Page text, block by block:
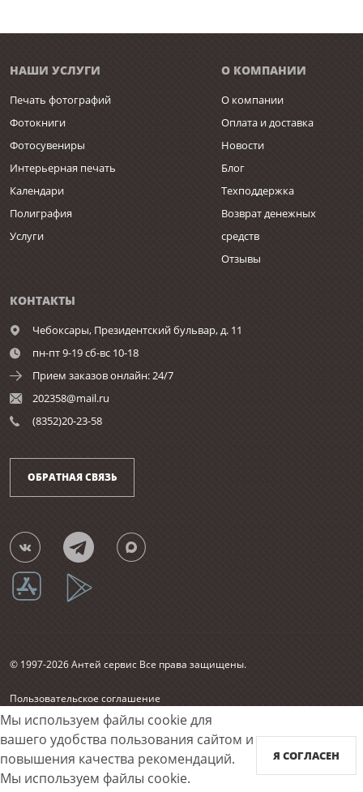
Мы используем файлы cookie для
вашего удобства пользования сайтом и
повышения качества рекомендаций.
Мы используем файлы cookie.
Я СОГЛАСЕН
НАШИ УСЛУГИ
Печать фотографий
Фотокниги
Фотосувениры
Интерьерная печать
Календари
Полиграфия
Услуги
О КОМПАНИИ
О компании
Оплата и доставка
Новости
Блог
Техподдержка
Возврат денежных
средств
Отзывы
КОНТАКТЫ
Чебоксары, Президентский бульвар, д. 11
пн-пт 9-19 сб-вс 10-18
Прием заказов онлайн: 24/7
202358@mail.ru
(8352)20-23-58
ОБРАТНАЯ СВЯЗЬ
© 1997-2026 Антей сервис Все права защищены.
Пользовательское соглашение
Согласие на обработку персональных данных
Карта сайта
Принимаем к оплате